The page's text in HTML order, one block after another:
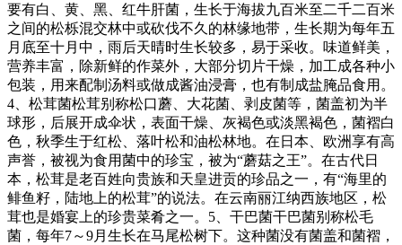
要有白、黄、黑、红牛肝菌，生长于海拔九百米至二千二百米
之间的松栎混交林中或砍伐不久的林缘地带，生长期为每年五
月底至十月中，雨后天晴时生长较多，易于采收。味道鲜美，
营养丰富，除新鲜的作菜外，大部分切片干燥，加工成各种小
包装，用来配制汤料或做成酱油浸膏，也有制成盐腌品食用。
4、松茸菌松茸别称松口蘑、大花菌、剥皮菌等，菌盖初为半
球形，后展开成伞状，表面干燥、灰褐色或淡黑褐色，菌褶白
色，秋季生于红松、落叶松和油松林地。在日本、欧洲享有高
声誉，被视为食用菌中的珍宝，被为“蘑菇之王”。在古代日
本，松茸是老百姓向贵族和天皇进贡的珍品之一，有“海里的
鲱鱼籽，陆地上的松茸”的说法。在云南丽江纳西族地区，松
茸也是婚宴上的珍贵菜肴之一。5、干巴菌干巴菌别称松毛
菌，每年7～9月生长在马尾松树下。这种菌没有菌盖和菌褶，